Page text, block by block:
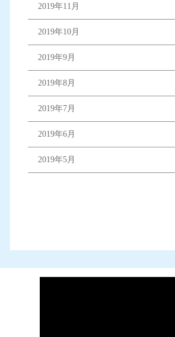
2019年11月
2019年10月
2019年9月
2019年8月
2019年7月
2019年6月
2019年5月